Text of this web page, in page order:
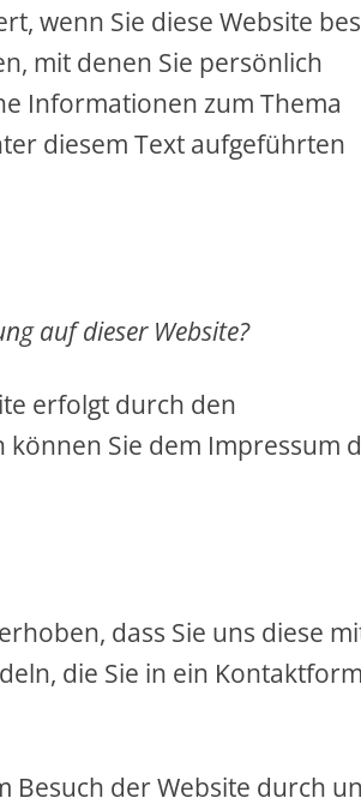
wenn Sie diese Website
mit denen Sie persönlich
Informationen zum Thema
diesem Text aufgeführten
auf dieser Website?
erfolgt durch den
Sie dem Impressum
dass Sie uns diese
die Sie in ein
Besuch der Website durch